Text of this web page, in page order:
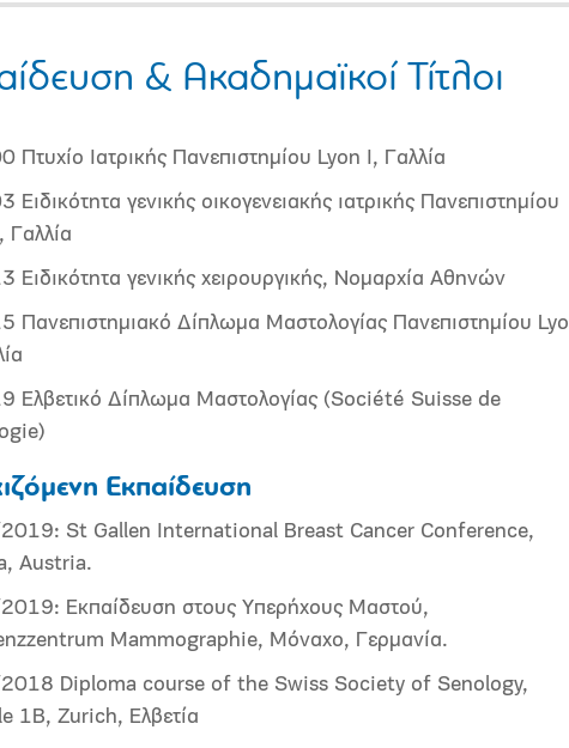
& Ακαδημαϊκοί Τίτλοι
Πτυχίο Ιατρικής Πανεπιστημίου Lyon I, Γαλλία
Ειδικότητα γενικής οικογενειακής ιατρικής Πανεπιστημίου
Γαλλία
Ειδικότητα γενικής χειρουργικής, Νομαρχία Αθηνών
Πανεπιστημιακό Δίπλωμα Μαστολογίας Πανεπιστημίου
Ελβετικό Δίπλωμα Μαστολογίας (Société Suisse de
Εκπαίδευση
St Gallen International Breast Cancer Conference,
Austria.
Εκπαίδευση στους Υπερήχους Μαστού,
Mammographie, Μόναχο, Γερμανία.
Diploma course of the Swiss Society of Senology,
1B, Zurich, Ελβετία